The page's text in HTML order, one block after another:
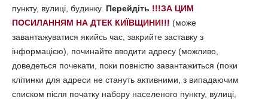
пункту, вулиці, будинку. Перейдіть !!!ЗА ЦИМ
ПОСИЛАННЯМ НА ДТЕК КИЇВЩИНИ!!! (може
завантажуватися якийсь час, закрийте заставку з
інформацією), починайте вводити адресу (можливо,
доведеться почекати, поки повністю завантажиться (поки
клітинки для адреси не стануть активними, з випадаючим
списком після початку набору населеного пункту, вулиці,